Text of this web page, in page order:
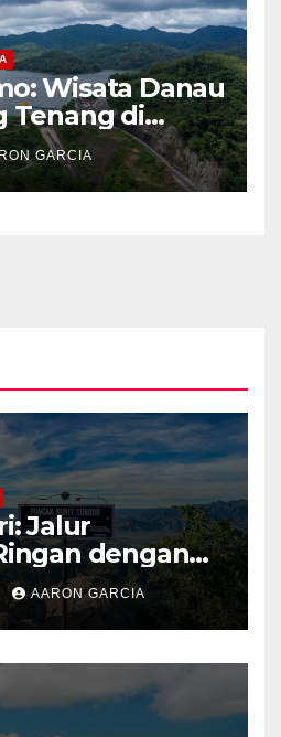
Wisata Danau
Tenang di
Kulon
GARCIA
Jalur
dengan
AARON GARCIA